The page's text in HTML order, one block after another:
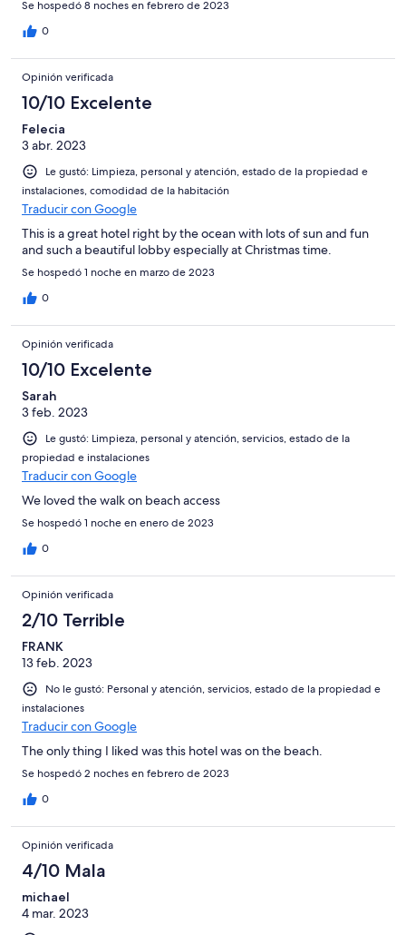
Se hospedó 8 noches en febrero de 2023
0
Opinión verificada
10/10 Excelente
Felecia
3 abr. 2023
Le gustó: Limpieza, personal y atención, estado de la propiedad e
instalaciones, comodidad de la habitación
Traducir con Google
This is a great hotel right by the ocean with lots of sun and fun
and such a beautiful lobby especially at Christmas time.
Se hospedó 1 noche en marzo de 2023
0
Opinión verificada
10/10 Excelente
Sarah
3 feb. 2023
Le gustó: Limpieza, personal y atención, servicios, estado de la
propiedad e instalaciones
Traducir con Google
We loved the walk on beach access
Se hospedó 1 noche en enero de 2023
0
Opinión verificada
2/10 Terrible
FRANK
13 feb. 2023
No le gustó: Personal y atención, servicios, estado de la propiedad e
instalaciones
Traducir con Google
The only thing I liked was this hotel was on the beach.
Se hospedó 2 noches en febrero de 2023
0
Opinión verificada
4/10 Mala
michael
4 mar. 2023